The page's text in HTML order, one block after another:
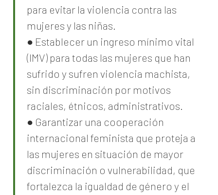
para evitar la violencia contra las
mujeres y las niñas.
● Establecer un ingreso mínimo vital
(IMV) para todas las mujeres que han
sufrido y sufren violencia machista,
sin discriminación por motivos
raciales, étnicos, administrativos.
● Garantizar una cooperación
internacional feminista que proteja a
las mujeres en situación de mayor
discriminación o vulnerabilidad, que
fortalezca la igualdad de género y el